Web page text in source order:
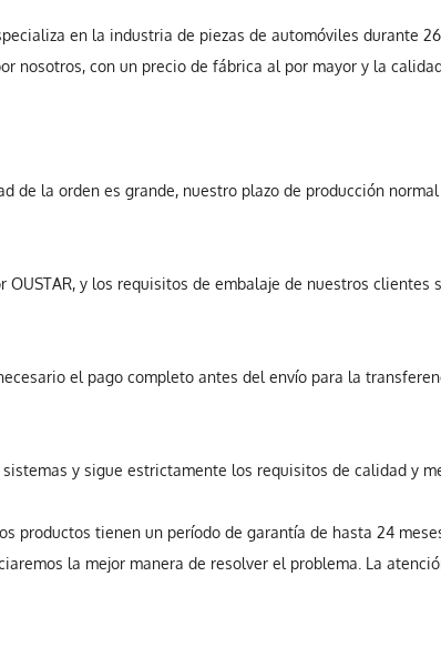
en la industria de piezas de automóviles durante
nosotros, con un precio de fábrica al por mayor y la
la orden es grande, nuestro plazo de producción
y los requisitos de embalaje de nuestros
el pago completo antes del envío para la
sistemas y sigue estrictamente los requisitos de calidad y
productos tienen un período de garantía de hasta 24
la mejor manera de resolver el problema. La